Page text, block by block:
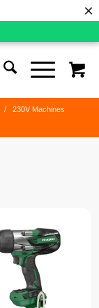
×
/ 230V Machines